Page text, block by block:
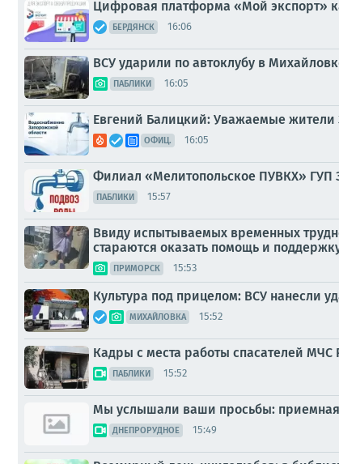
Цифровая платформа «Мой экспорт»
БЕРДЯНСК 16:06
ВСУ ударили по автоклубу в
ПАБЛИКИ 16:05
Евгений Балицкий: Уважаемые жители
ОФИЦ. 16:05
Филиал «Мелитопольское ПУВКХ»
ПАБЛИКИ 15:57
Ввиду испытываемых временных
стараются оказать помощь и
ПРИМОРСК 15:53
Культура под прицелом: ВСУ нанесли
МИХАЙЛОВКА 15:52
Кадры с места работы спасателей
ПАБЛИКИ 15:52
Мы услышали ваши просьбы: приемная
ДНЕПРОРУДНОЕ 15:49